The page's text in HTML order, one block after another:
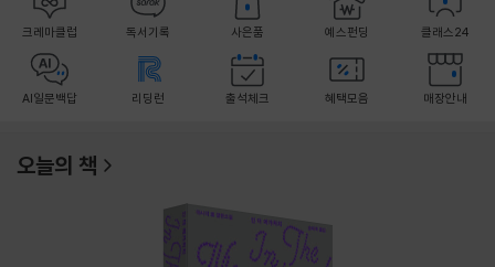
크레마클럽 독서기록 사은품 예스펀딩 클래스24
AI일문백답 리딩런 출석체크 혜택모음 매장안내
오늘의 책